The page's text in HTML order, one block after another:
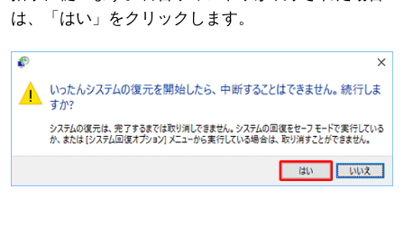
は、「はい」をクリックします。